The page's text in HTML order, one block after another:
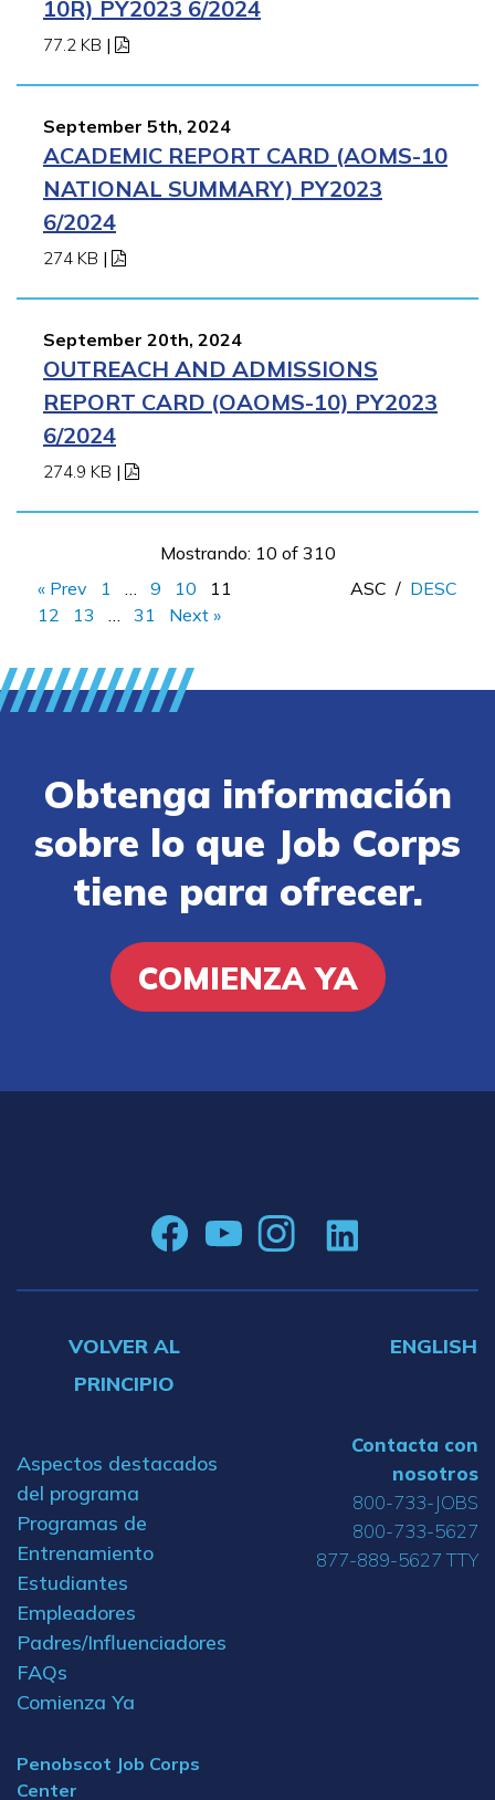
10R) PY2023 6/2024
77.2 KB |
September 5th, 2024
ACADEMIC REPORT CARD (AOMS-10
NATIONAL SUMMARY) PY2023
6/2024
274 KB |
September 20th, 2024
OUTREACH AND ADMISSIONS
REPORT CARD (OAOMS-10) PY2023
6/2024
274.9 KB |
Mostrando: 10 of 310
« Prev
1 9 10
11
12
13 31 Next »
ASC / DESC
Obtenga información
sobre lo que Job Corps
tiene para ofrecer.
COMIENZA YA
VOLVER AL
PRINCIPIO
ENGLISH
Aspectos destacados
del programa
Programas de
Entrenamiento
Estudiantes
Empleadores
Padres/Influenciadores
FAQs
Comienza Ya
Penobscot Job Corps
Center
Contacta con
nosotros
800-733-JOBS
800-733-5627
877-889-5627 TTY